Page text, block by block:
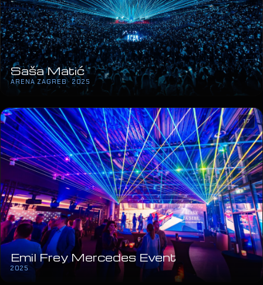
Saša Matić
ARENA ZAGREB · 2025
Emil Frey Mercedes Event
2025
17